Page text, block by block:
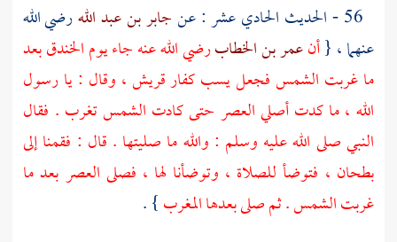
جابر بن عبد اللهرضي الله
عنهما ، {أنعمر بن الخطابرضي الله عنه جاء يوم الخندق بعد
ما غربت الشمس فجعل يسب كفار قريش ، وقال : يا رسول
الله ، ما كدت أصلي العصر حتى كادت الشمس تغرب . فقال
النبي صلى الله عليه وسلم : والله ما صليتها . قال : فقمنا إلى
بطحان ، فتوضأ للصلاة ، وتوضأنا لها ، فصلى العصر بعد ما
غربت الشمس . ثم صلى بعدها المغرب} .